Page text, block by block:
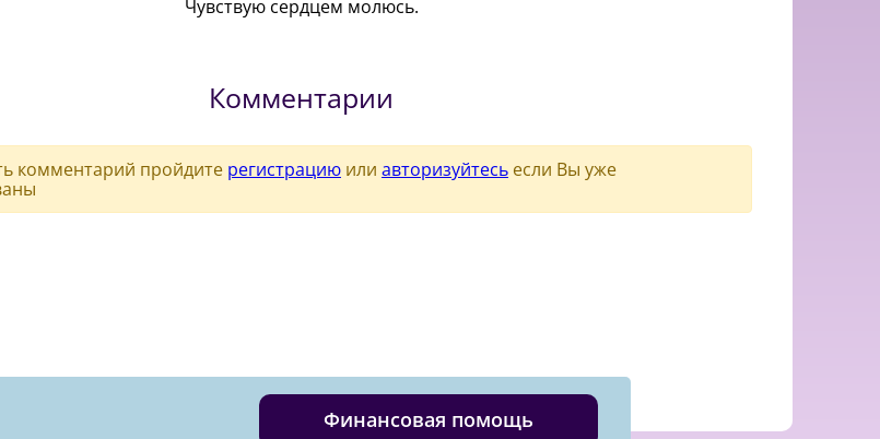
Чувствую сердцем молюсь.
Комментарии
комментарий пройдите регистрацию или авторизуйтесь если Вы уже
Финансовая помощь